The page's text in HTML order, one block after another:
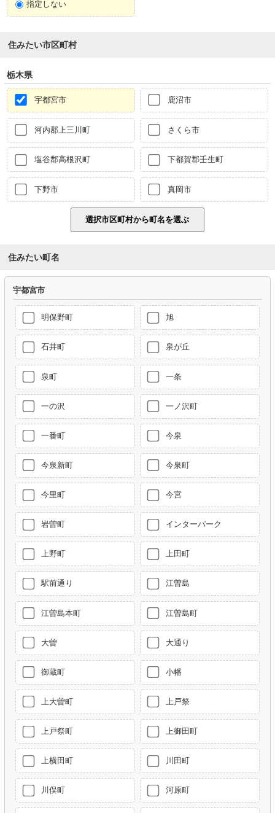
指定しない
住みたい市区町村
栃木県
宇都宮市 鹿沼市
河内郡上三川町 さくら市
塩谷郡高根沢町 下都賀郡壬生町
下野市 真岡市
住みたい町名
宇都宮市
明保野町 旭
石井町 泉が丘
泉町 一条
一の沢 一ノ沢町
一番町 今泉
今泉新町 今泉町
今里町 今宮
岩曽町 インターパーク
上野町 上田町
駅前通り 江曽島
江曽島本町 江曽島町
大曽 大通り
御蔵町 小幡
上大曽町 上戸祭
上戸祭町 上御田町
上横田町 川田町
川俣町 河原町